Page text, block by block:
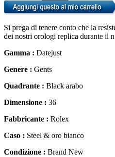
Si prega di tenere conto che la
dei nostri orologi replica durante il
Gamma : Datejust
Genere : Gents
Quadrante : Black arabo
Dimensione : 36
Fabbricante : Rolex
Caso : Steel & oro bianco
Condizione : Brand New